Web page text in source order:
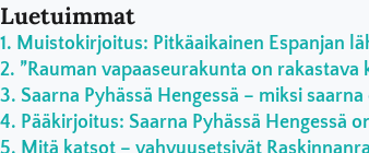
Luetuimmat
Muistokirjoitus: Pitkäaikainen Espanjan
”Rauman vapaaseurakunta on
Saarna Pyhässä Hengessä – miksi
Pääkirjoitus: Saarna Pyhässä Hengessä
Mitä katsot – vahvuusetsivät